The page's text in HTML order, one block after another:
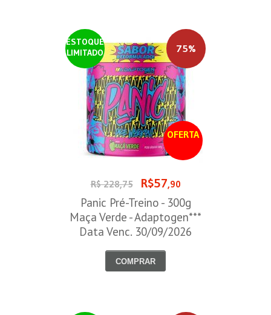
ESTOQUE
LIMITADO
OFERTA
75%
R$ 228,75 R$57,90
Panic Pré-Treino - 300g
Maça Verde - Adaptogen***
Data Venc. 30/09/2026
COMPRAR